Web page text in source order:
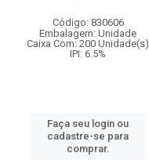
Código: 830606
Embalagem: Unidade
Caixa Com: 200 Unidade(s)
IPI: 6.5%
Faça seu login ou
cadastre-se para
comprar.